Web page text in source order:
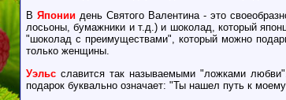
В Японии день Святого Валентина - это
лосьоны, бумажники и т.д.) и шоколад, который
"шоколад с преимуществами", который можно
только женщины.
Уэльс славится так называемыми "ложками
подарок буквально означает: "Ты нашел путь к моему